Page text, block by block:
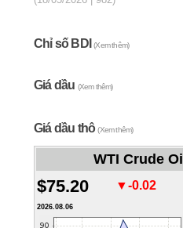
Chỉ số BDI(Xem thêm)
Giá dầu (Xem thêm)
Giá dầu thô(Xem thêm)
WTI Crude Oil
$75.20 ▼-0.02
2026.08.06